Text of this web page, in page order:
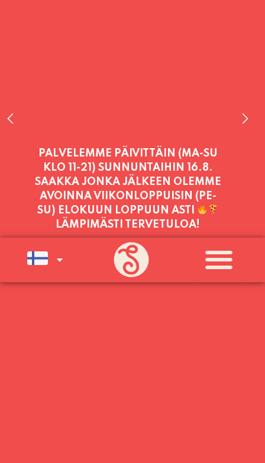
PALVELEMME TÄNÄÄN:
PERJANTAI11:00 - 21:00
PALVELEMME PÄIVITTÄIN (MA-SU
KLO 11-21) SUNNUNTAIHIN 16.8.
SAAKKA JONKA JÄLKEEN OLEMME
AVOINNA VIIKONLOPPUISIN (PE-
SU) ELOKUUN LOPPUUN ASTI
LÄMPIMÄSTI TERVETULOA!